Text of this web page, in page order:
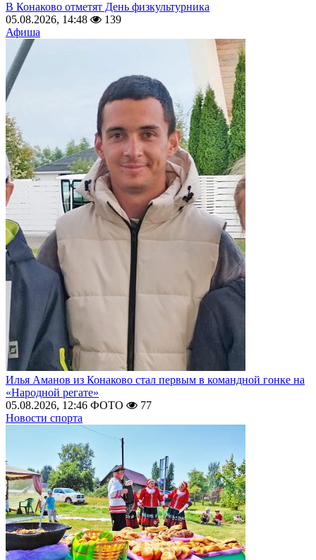
В Конаково отметят День физкультурника
05.08.2026, 14:48
139
Афиша
Илья Аманов из Конаково стал первым в командной гонке на
«Народной регате»
05.08.2026, 12:46 ФОТО
77
Новости спорта